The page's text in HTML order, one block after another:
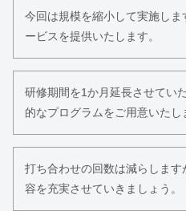
今回は規模を縮小して実施しま
ービスを提供いたします。
研修期間を1か月延長させていた
的なプログラムをご用意いたし
打ち合わせの回数は減らします
容を充実させていきましょう。